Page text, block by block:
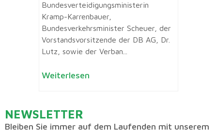
Bundesverteidigungsministerin
Kramp-Karrenbauer,
Bundesverkehrsminister Scheuer, der
Vorstandsvorsitzende der DB AG, Dr.
Lutz, sowie der Verban...
Weiterlesen
NEWSLETTER
Bleiben Sie immer auf dem Laufenden mit unserem